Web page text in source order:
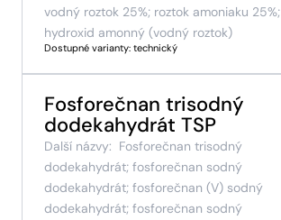
vodný roztok 25%; roztok amoniaku 25%;
hydroxid amonný (vodný roztok)
Dostupné varianty: technický
Fosforečnan trisodný
dodekahydrát TSP
Další názvy: Fosforečnan trisodný
dodekahydrát; fosforečnan sodný
dodekahydrát; fosforečnan (V) sodný
dodekahydrát; fosforečnan sodný